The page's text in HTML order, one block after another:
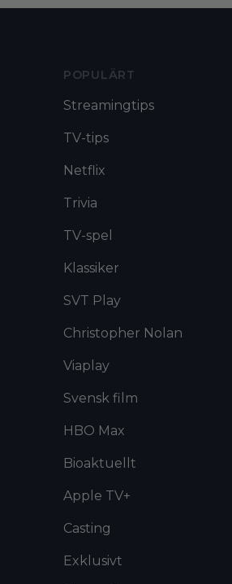
POPULÄRT
Streamingtips
TV-tips
Netflix
Trivia
TV-spel
Klassiker
SVT Play
Christopher Nolan
Viaplay
Svensk film
HBO Max
Bioaktuellt
Apple TV+
Casting
Exklusivt